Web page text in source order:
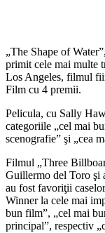
„The Shape of
primit cele mai multe
Los Angeles, filmul
Film cu 4 premii.
Pelicula, cu Sally
categoriile „cel mai
scenografie” şi „cea
Filmul „Three
Guillermo del Toro şi
au fost favoriţii
Winner la cele mai
bun film”, „cel mai
principal”, respectiv